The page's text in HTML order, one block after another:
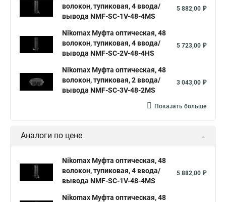
волокон, тупиковая, 4 ввода/
вывода NMF-SC-1V-48-4MS
5 882,00 ₽
Nikomax Муфта оптическая, 48
волокон, тупиковая, 4 ввода/
вывода NMF-SC-2V-48-4HS
5 723,00 ₽
Nikomax Муфта оптическая, 48
волокон, тупиковая, 2 ввода/
вывода NMF-SC-3V-48-2MS
3 043,00 ₽
Показать больше
Аналоги по цене
Nikomax Муфта оптическая, 48
волокон, тупиковая, 4 ввода/
вывода NMF-SC-1V-48-4MS
5 882,00 ₽
Nikomax Муфта оптическая, 48